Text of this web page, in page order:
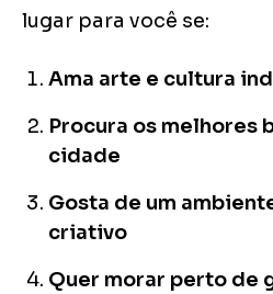
lugar para você se:
Ama arte e cultura
Procura os melhores
cidade
Gosta de um
criativo
Quer morar perto de